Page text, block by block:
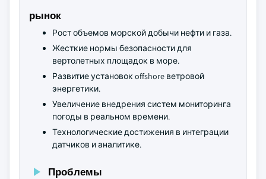
рынок
Рост объемов морской добычи нефти и газа.
Жесткие нормы безопасности для
вертолетных площадок в море.
Развитие установок offshore ветровой
энергетики.
Увеличение внедрения систем мониторинга
погоды в реальном времени.
Технологические достижения в интеграции
датчиков и аналитике.
Проблемы